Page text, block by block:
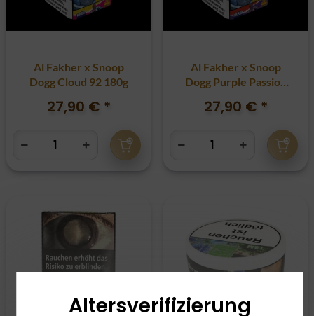
Al Fakher x Snoop
Dogg Cloud 92 180g
27,90 € *
Al Fakher x Snoop
Dogg Purple Passion
27,90 € *
Altersverifizierung